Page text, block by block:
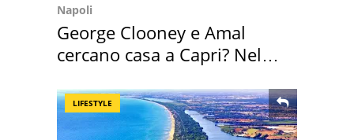
Napoli
George Clooney e Amal
cercano casa a Capri? Nel
LIFESTYLE